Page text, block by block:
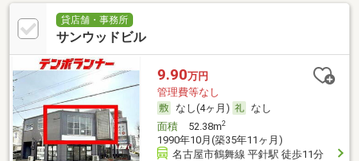
貸店舗・事務所
サンウッドビル
9.90万円
管理費等なし
なし(4ヶ月)
なし
面積52.38m2
1990年10月(築35年11ヶ月)
名古屋市鶴舞線 平針駅 徒歩11分